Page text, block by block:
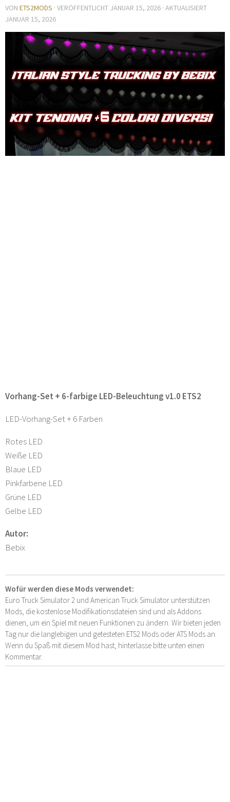
VON ETS2MODS · VERÖFFENTLICHT JANUAR 15, 2026 · AKTUALISIERT
JANUAR 15, 2026
Vorhang-Set + 6-farbige LED-Beleuchtung v1.0 ETS2
LED-Vorhang-Set + 6 Farben
Rotes LED
Weiße LED
Blaue LED
Pinkfarbene LED
Grüne LED
Gelbe LED
Autor:
Bebix
Wofür werden diese Mods verwendet:
Euro Truck Simulator 2 und American Truck Simulator unterstützen
Mods, die kostenlose Modifikationsdateien sind und als Addons
dienen, um ein Spiel mit neuen Funktionen zu ändern. Wir bieten jeden
Tag nur die langlebigen und getesteten ETS2 Mods oder ATS Mods an.
Wenn du Spaß mit diesem Mod hast, hinterlasse bitte unten einen
Kommentar.